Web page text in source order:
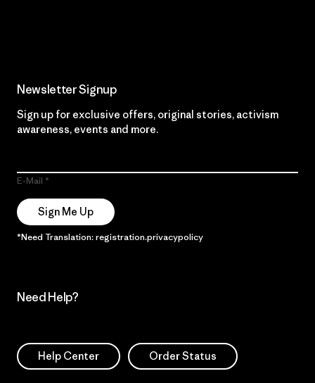
Newsletter Signup
Sign up for exclusive offers, original stories, activism
awareness, events and more.
E-Mail
Sign Me Up
*Need Translation: registration.privacypolicy
Need Help?
Help Center Order Status